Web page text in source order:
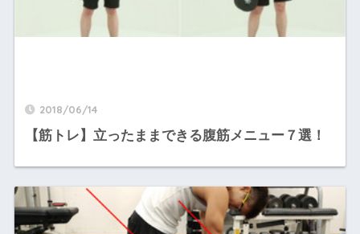
2018/06/14
【筋トレ】立ったままできる腹筋メニュー７選！